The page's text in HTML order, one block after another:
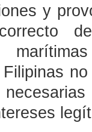
y